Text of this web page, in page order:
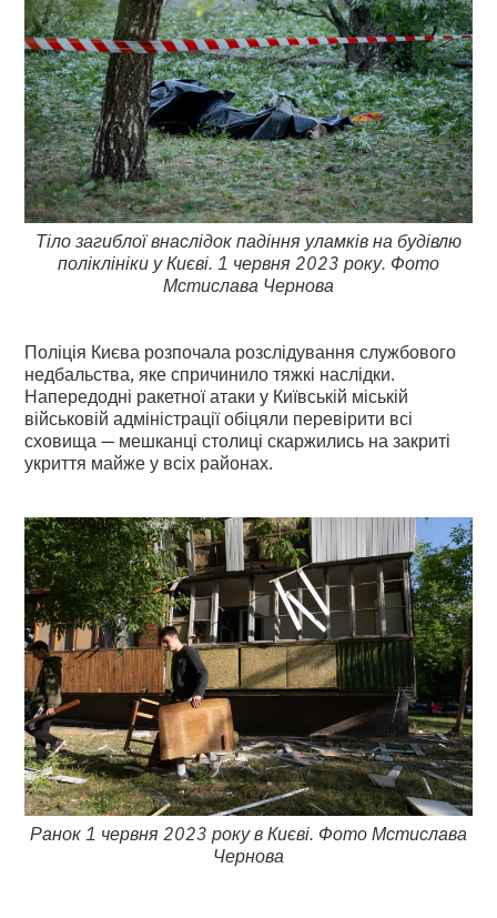
Тіло загиблої внаслідок падіння уламків на будівлю
поліклініки у Києві. 1 червня 2023 року. Фото
Мстислава Чернова
Поліція Києва розпочала розслідування службового
недбальства, яке спричинило тяжкі наслідки.
Напередодні ракетної атаки у Київській міській
військовій адміністрації обіцяли перевірити всі
сховища — мешканці столиці скаржились на закриті
укриття майже у всіх районах.
Ранок 1 червня 2023 року в Києві. Фото Мстислава
Чернова